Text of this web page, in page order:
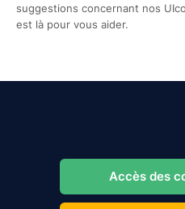
suggestions concernant nos
est là pour vous aider.
Accès des